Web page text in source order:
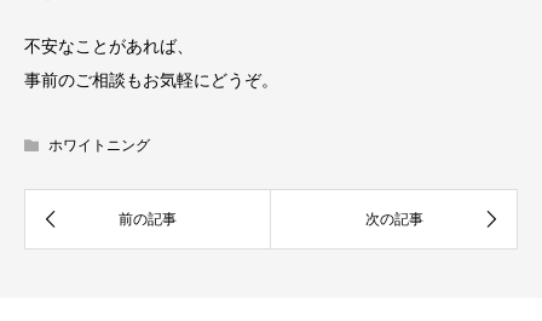
不安なことがあれば、
事前のご相談もお気軽にどうぞ。
ホワイトニング